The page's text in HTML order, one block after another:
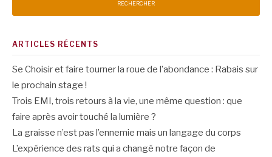
ARTICLES RÉCENTS
Se Choisir et faire tourner la roue de l’abondance : Rabais sur
le prochain stage !
Trois EMI, trois retours à la vie, une même question : que
faire après avoir touché la lumière ?
La graisse n’est pas l’ennemie mais un langage du corps
L’expérience des rats qui a changé notre façon de